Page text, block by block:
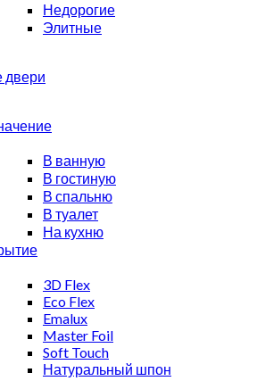
Недорогие
Элитные
двери
В ванную
В гостиную
В спальню
В туалет
На кухню
3D Flex
Eco Flex
Emalux
Master Foil
Soft Touch
Натуральный шпон